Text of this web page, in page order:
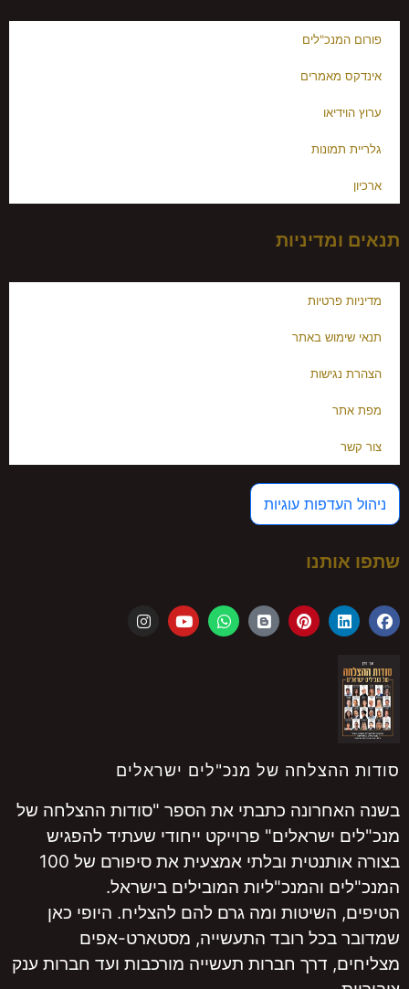
פורום המנכ"לים
אינדקס מאמרים
ערוץ הוידיאו
גלריית תמונות
ארכיון
תנאים ומדיניות
מדיניות פרטיות
תנאי שימוש באתר
הצהרת נגישות
מפת אתר
צור קשר
ניהול העדפות עוגיות
שתפו אותנו
סודות ההצלחה של מנכ"לים ישראלים
בשנה האחרונה כתבתי את הספר "סודות ההצלחה של
מנכ"לים ישראלים" פרוייקט ייחודי שעתיד להפגיש
בצורה אותנטית ובלתי אמצעית את סיפורם של 100
המנכ"לים והמנכ"ליות המובילים בישראל.
הטיפים, השיטות ומה גרם להם להצליח. היופי כאן
שמדובר בכל רובד התעשייה, מסטארט-אפים
מצליחים, דרך חברות תעשייה מורכבות ועד חברות ענק